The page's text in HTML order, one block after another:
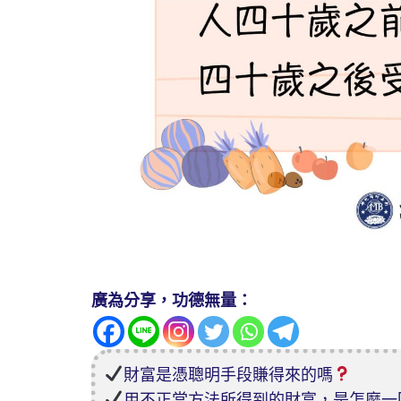
廣為分享，功德無量：
財富是憑聰明手段賺得來的嗎